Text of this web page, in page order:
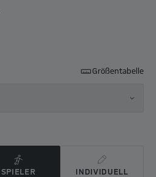
Größentabelle
SPIELER INDIVIDUELL